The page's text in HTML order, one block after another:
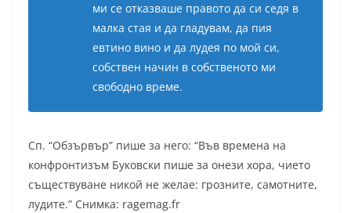
ми се отказваше правото да си седя в
малка стая и да гладувам, да пия
евтино вино и да лудея по мой си,
собствен начин в собственото ми
свободно време.
Сп. “Обзървър” пише за него: “Във времена на
конфронтизъм Буковски пише за онези хора, чието
съществуване никой не желае: грозните, самотните,
лудите.” Снимка: ragemag.fr